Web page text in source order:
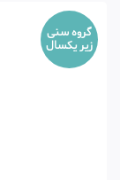
گروه سنی
زیر یکسال